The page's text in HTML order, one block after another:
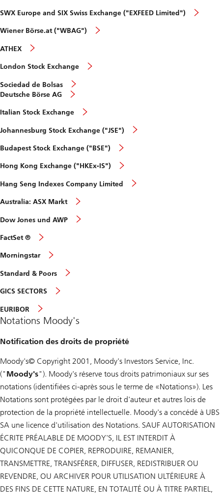
SWX Europe and SIX Swiss Exchange ("EXFEED Limited")
Wiener Börse.at ("WBAG")
ATHEX
London Stock Exchange
Sociedad de Bolsas
Deutsche Börse AG
Italian Stock Exchange
Johannesburg Stock Exchange ("JSE")
Budapest Stock Exchange ("BSE")
Hong Kong Exchange ("HKEx-IS")
Hang Seng Indexes Company Limited
Australia: ASX Markt
Dow Jones und AWP
FactSet ®
Morningstar
Standard & Poors
GICS SECTORS
EURIBOR
Notations Moody's
Notification des droits de propriété
Moody's© Copyright 2001, Moody's Investors Service, Inc.
(" Moody's"). Moody's réserve tous droits patrimoniaux sur ses
notations (identifiées ci-après sous le terme de «Notations»). Les
Notations sont protégées par le droit d'auteur et autres lois de
protection de la propriété intellectuelle. Moody's a concédé à UBS
SA une licence d'utilisation des Notations. SAUF AUTORISATION
ÉCRITE PRÉALABLE DE MOODY'S, IL EST INTERDIT À
QUICONQUE DE COPIER, REPRODUIRE, REMANIER,
TRANSMETTRE, TRANSFÉRER, DIFFUSER, REDISTRIBUER OU
REVENDRE, OU ARCHIVER POUR UTILISATION ULTÉRIEURE À
DES FINS DE CETTE NATURE, EN TOTALITÉ OU À TITRE PARTIEL,